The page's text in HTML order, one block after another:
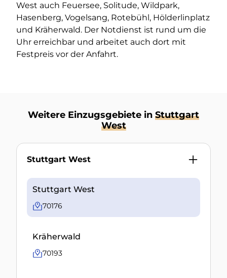
West auch Feuersee, Solitude, Wildpark,
Hasenberg, Vogelsang, Rotebühl, Hölderlinplatz
und Kräherwald. Der Notdienst ist rund um die
Uhr erreichbar und arbeitet auch dort mit
Festpreis vor der Anfahrt.
Weitere Einzugsgebiete in Stuttgart
West
Stuttgart West
Stuttgart West
70176
Kräherwald
70193